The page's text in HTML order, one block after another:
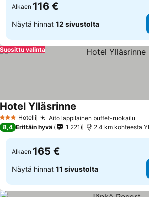
Alkaen 116 €
Näytä hinnat 12 sivustolta
Suosittu valinta
3 Tähtiluokitus
Hotelli Aito lappilainen buffet-ruokailu
Hotel Ylläsrinne
8,4 Erittäin hyvä 1 221 2.4 km kohteesta
Alkaen 165 €
Näytä hinnat 11 sivustolta